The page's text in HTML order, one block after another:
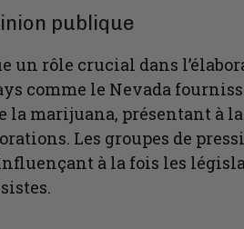
publique
un rôle crucial dans
comme le Nevada
la marijuana, présentant à
Les groupes de
à la fois les